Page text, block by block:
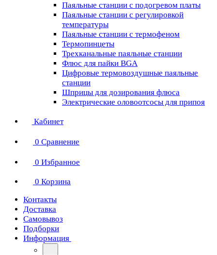
Паяльные станции с подогревом платы
Паяльные станции с регулировкой
температуры
Паяльные станции с термофеном
Термопинцеты
Трехканальные паяльные станции
Флюс для пайки BGA
Цифровые термовоздушные паяльные
станции
Шприцы для дозирования флюса
Электрические оловоотсосы для припоя
Кабинет
0 Сравнение
0 Избранное
0 Корзина
Контакты
Доставка
Самовывоз
Подборки
Информация